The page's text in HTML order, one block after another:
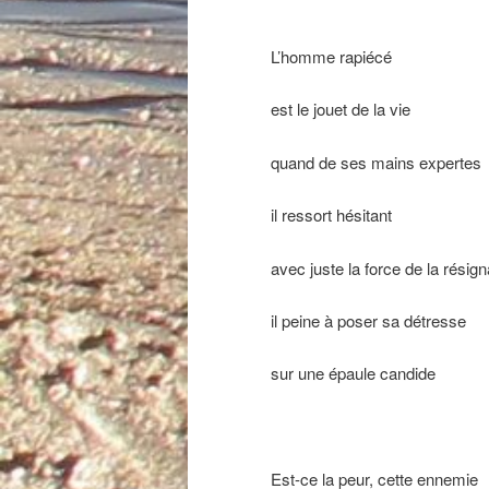
L’homme rapiécé
est le jouet de la vie
quand de ses mains expertes
il ressort hésitant
avec juste la force de la
il peine à poser sa détresse
sur une épaule candide
Est-ce la peur, cette ennemie